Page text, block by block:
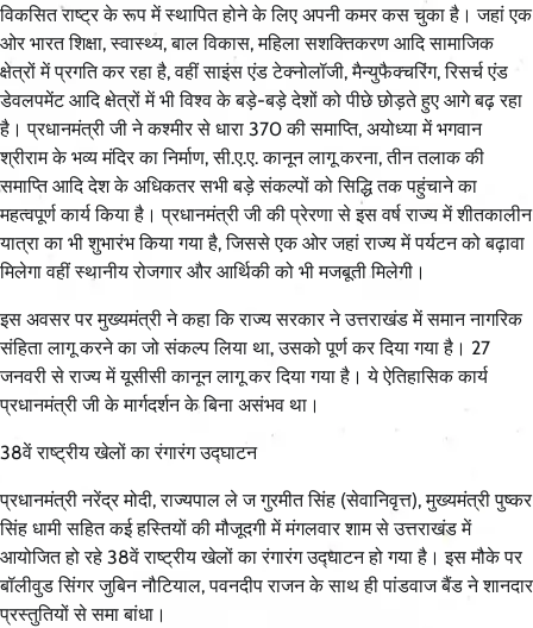
विकसित राष्ट्र के रूप में स्थापित होने के लिए अपनी कमर कस चुका है। जहां एक
ओर भारत शिक्षा, स्वास्थ्य, बाल विकास, महिला सशक्तिकरण आदि सामाजिक
क्षेत्रों में प्रगति कर रहा है, वहीं साइंस एंड टेक्नोलॉजी, मैन्युफैक्चरिंग, रिसर्च एंड
डेवलपमेंट आदि क्षेत्रों में भी विश्व के बड़े-बड़े देशों को पीछे छोड़ते हुए आगे बढ़ रहा
है। प्रधानमंत्री जी ने कश्मीर से धारा 370 की समाप्ति, अयोध्या में भगवान
श्रीराम के भव्य मंदिर का निर्माण, सी.ए.ए. कानून लागू करना, तीन तलाक की
समाप्ति आदि देश के अधिकतर सभी बड़े संकल्पों को सिद्धि तक पहुंचाने का
महत्वपूर्ण कार्य किया है। प्रधानमंत्री जी की प्रेरणा से इस वर्ष राज्य में शीतकालीन
यात्रा का भी शुभारंभ किया गया है, जिससे एक ओर जहां राज्य में पर्यटन को बढ़ावा
मिलेगा वहीं स्थानीय रोजगार और आर्थिकी को भी मजबूती मिलेगी।
इस अवसर पर मुख्यमंत्री ने कहा कि राज्य सरकार ने उत्तराखंड में समान नागरिक
संहिता लागू करने का जो संकल्प लिया था, उसको पूर्ण कर दिया गया है। 27
जनवरी से राज्य में यूसीसी कानून लागू कर दिया गया है। ये ऐतिहासिक कार्य
प्रधानमंत्री जी के मार्गदर्शन के बिना असंभव था।
38वें राष्ट्रीय खेलों का रंगारंग उद्घाटन
प्रधानमंत्री नरेंद्र मोदी, राज्यपाल ले ज गुरमीत सिंह (सेवानिवृत्त), मुख्यमंत्री पुष्कर
सिंह धामी सहित कई हस्तियों की मौजूदगी में मंगलवार शाम से उत्तराखंड में
आयोजित हो रहे 38वें राष्ट्रीय खेलों का रंगारंग उद्घाटन हो गया है। इस मौके पर
बॉलीवुड सिंगर जुबिन नौटियाल, पवनदीप राजन के साथ ही पांडवाज बैंड ने शानदार
प्रस्तुतियों से समा बांधा।